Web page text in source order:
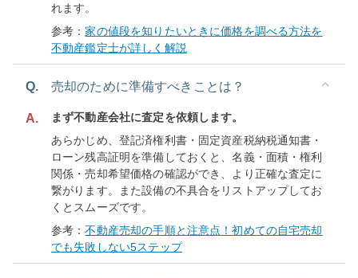
れます。
参考：家の値段を知りたいときに価格を調べる方法を
不動産鑑定士が詳しく解説
Q. 売却のために準備すべきことは？
A.
まず不動産会社に査定を依頼します。
あらかじめ、登記済権利書・固定資産税納税通知書・
ローン残高証明を準備しておくと、名義・面積・権利
関係・売却希望価格の確認ができ、より正確な査定に
繋がります。また設備の不具合をリストアップしてお
くとスムーズです。
参考：不動産売却の手順と注意点！初めての自宅売却
でも失敗しない5ステップ